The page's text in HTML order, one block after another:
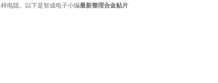
电阻。以下是智成电子小编最新整理合金贴片